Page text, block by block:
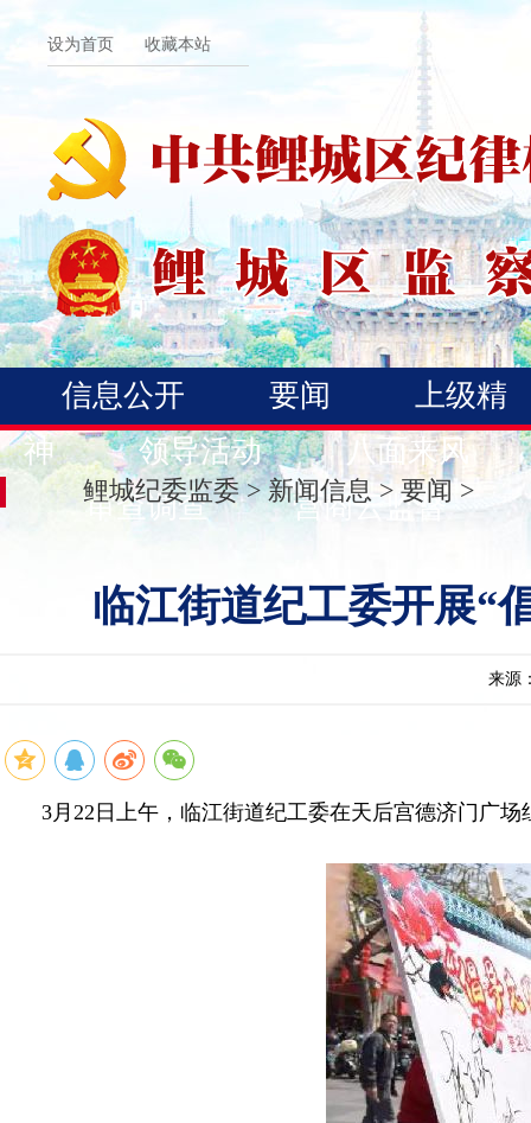
设为首页 收藏本站
信息公开 要闻
上级精
神
领导活动
八面来风
审查调查
营商云监督
鲤城纪委监委>新闻信息 > 要闻>
临江街道纪工委开展“
来源
3月22日上午，临江街道纪工委在天后宫德济门广场